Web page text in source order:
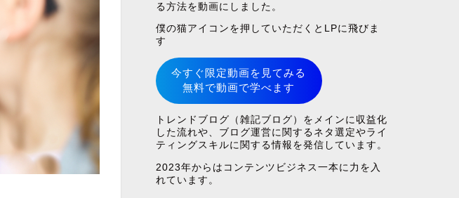
る方法を動画にしました。
僕の猫アイコンを押していただくとLPに飛びま
す
今すぐ限定動画を見てみる
無料で動画で学べます
トレンドブログ（雑記ブログ）をメインに収益化
した流れや、ブログ運営に関するネタ選定やライ
ティングスキルに関する情報を発信しています。
2023年からはコンテンツビジネス一本に力を入
れています。